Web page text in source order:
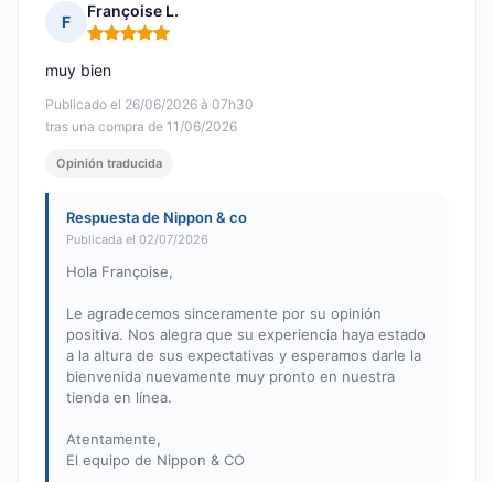
F
Françoise L.
Nota: 5 de 5
Publicado el 26/06/2026 à 07h30
tras una compra de 11/06/2026
muy bien
Opinión traducida
Respuesta de Nippon & co
Publicada el 02/07/2026
Hola Françoise,
Le agradecemos sinceramente por su opinión
positiva. Nos alegra que su experiencia haya estado
a la altura de sus expectativas y esperamos darle la
bienvenida nuevamente muy pronto en nuestra
tienda en línea.
Atentamente,
El equipo de Nippon & CO